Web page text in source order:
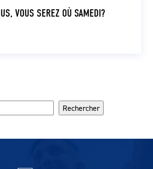
VOUS SEREZ OÙ SAMEDI?
Rechercher